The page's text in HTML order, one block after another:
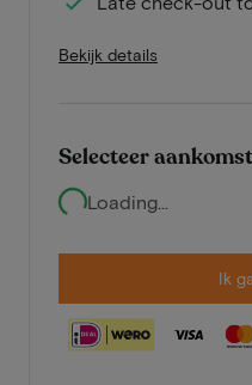
Bekijk details
Selecteer
Loading...
Ik